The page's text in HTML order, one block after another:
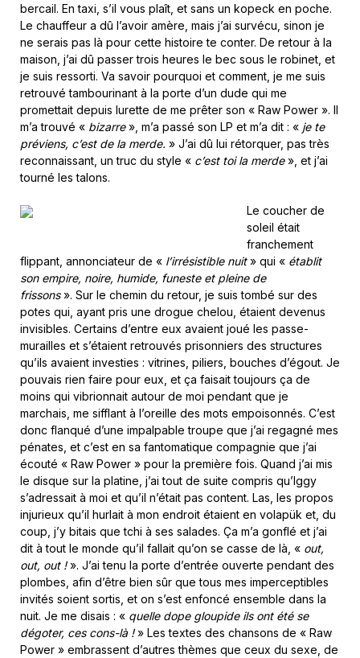
bercail. En taxi, s’il vous plaît, et sans un kopeck en poche.
Le chauffeur a dû l’avoir amère, mais j’ai survécu, sinon je
ne serais pas là pour cette histoire te conter. De retour à la
maison, j’ai dû passer trois heures le bec sous le robinet, et
je suis ressorti. Va savoir pourquoi et comment, je me suis
retrouvé tambourinant à la porte d’un dude qui me
promettait depuis lurette de me prêter son « Raw Power ». Il
m’a trouvé « bizarre», m’a passé son LP et m’a dit : « je te
préviens, c’est de la merde. » J’ai dû lui rétorquer, pas très
reconnaissant, un truc du style « c’est toi la merde», et j’ai
tourné les talons.
Le coucher de
soleil était
franchement
flippant, annonciateur de « l’irrésistible nuit» qui « établit
son empire, noire, humide, funeste et pleine de
frissons». Sur le chemin du retour, je suis tombé sur des
potes qui, ayant pris une drogue chelou, étaient devenus
invisibles. Certains d’entre eux avaient joué les passe-
murailles et s’étaient retrouvés prisonniers des structures
qu’ils avaient investies : vitrines, piliers, bouches d’égout. Je
pouvais rien faire pour eux, et ça faisait toujours ça de
moins qui vibrionnait autour de moi pendant que je
marchais, me sifflant à l’oreille des mots empoisonnés. C’est
donc flanqué d’une impalpable troupe que j’ai regagné mes
pénates, et c’est en sa fantomatique compagnie que j’ai
écouté « Raw Power » pour la première fois. Quand j’ai mis
le disque sur la platine, j’ai tout de suite compris qu’Iggy
s’adressait à moi et qu’il n’était pas content. Las, les propos
injurieux qu’il hurlait à mon endroit étaient en volapük et, du
coup, j’y bitais que tchi à ses salades. Ça m’a gonflé et j’ai
dit à tout le monde qu’il fallait qu’on se casse de là, « out,
out, out !». J’ai tenu la porte d’entrée ouverte pendant des
plombes, afin d’être bien sûr que tous mes imperceptibles
invités soient sortis, et on s’est enfoncé ensemble dans la
nuit. Je me disais : « quelle dope gloupide ils ont été se
dégoter, ces cons-là !» Les textes des chansons de « Raw
Power » embrassent d’autres thèmes que ceux du sexe, de